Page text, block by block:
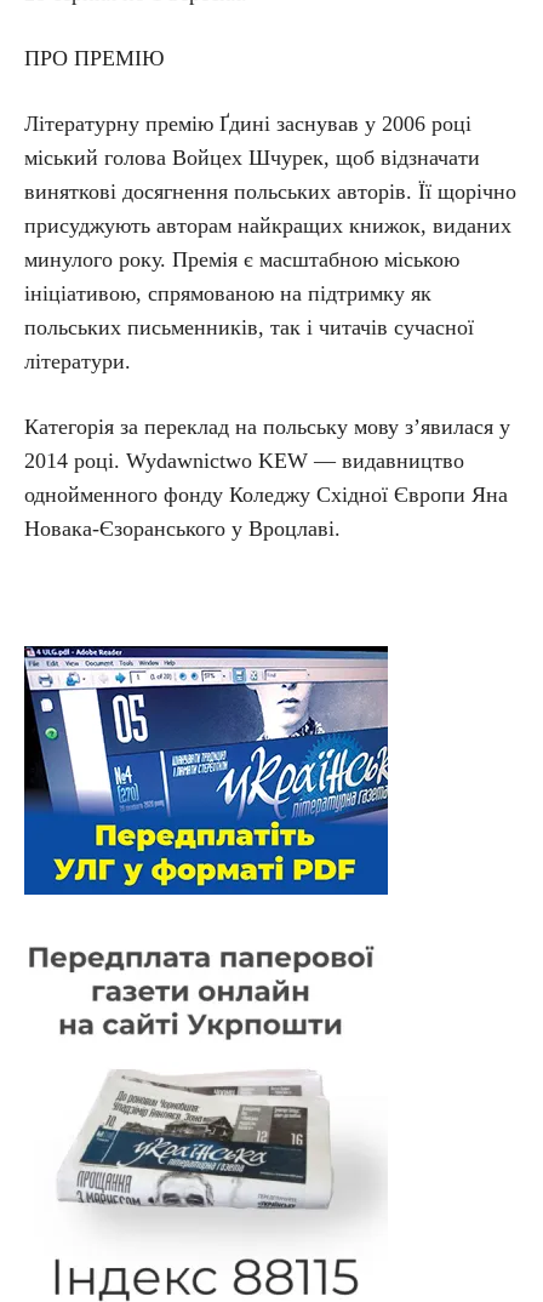
ПРО ПРЕМІЮ
Літературну премію Ґдині заснував у 2006 році
міський голова Войцех Шчурек, щоб відзначати
виняткові досягнення польських авторів. Її щорічно
присуджують авторам найкращих книжок, виданих
минулого року. Премія є масштабною міською
ініціативою, спрямованою на підтримку як
польських письменників, так і читачів сучасної
літератури.
Категорія за переклад на польську мову з’явилася у
2014 році. Wydawnictwo KEW — видавництво
однойменного фонду Коледжу Східної Європи Яна
Новака-Єзоранського у Вроцлаві.